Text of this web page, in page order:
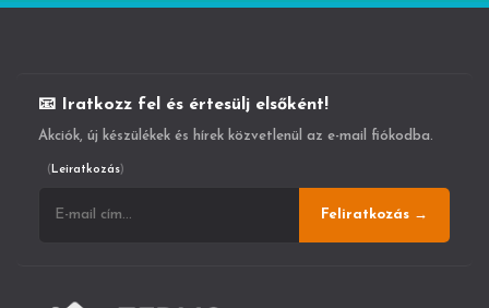
📧 Iratkozz fel és értesülj elsőként!
Akciók, új készülékek és hírek közvetlenül az e-mail fiókodba.
(Leiratkozás)
Feliratkozás →